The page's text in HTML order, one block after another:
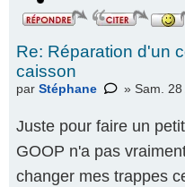
Re: Réparation d'un
caisson
par Stéphane » Sam. 28
Juste pour faire un
GOOP n'a pas
changer mes trappes